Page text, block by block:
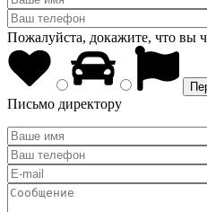
Пожалуйста, докажите, что вы
Письмо директору